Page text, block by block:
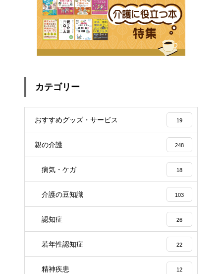
カテゴリー
おすすめグッズ・サービス 19
親の介護 248
病気・ケガ 18
介護の豆知識 103
認知症 26
若年性認知症 22
精神疾患 12